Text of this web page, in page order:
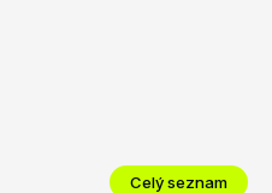
Celý seznam